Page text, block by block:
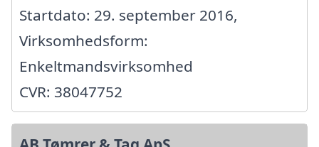
Startdato: 29. september 2016,
Virksomhedsform:
Enkeltmandsvirksomhed
CVR: 38047752